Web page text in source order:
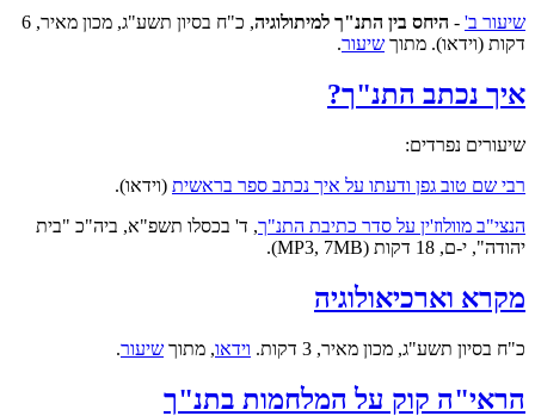
שיעור ב' - היחס בין התנ"ך למיתולוגיה
, כ"ח בסיון תשע"ג, מכון מאיר, 6
דקות (וידאו). מתוך שיעור.
איך נכתב התנ"ך?
שיעורים נפרדים:
רבי שם טוב גפן ודעתו על איך נכתב ספר בראשית (וידאו).
הנצי"ב מוולוז'ין על סדר כתיבת התנ"ך, ד' בכסלו תשפ"א, ביה"כ "בית
יהודה", י-ם, 18 דקות (MP3, 7MB).
מקרא וארכיאולוגיה
כ"ח בסיון תשע"ג, מכון מאיר, 3 דקות. וידאו, מתוך שיעור.
הראי"ה קוק על המלחמות בתנ"ך